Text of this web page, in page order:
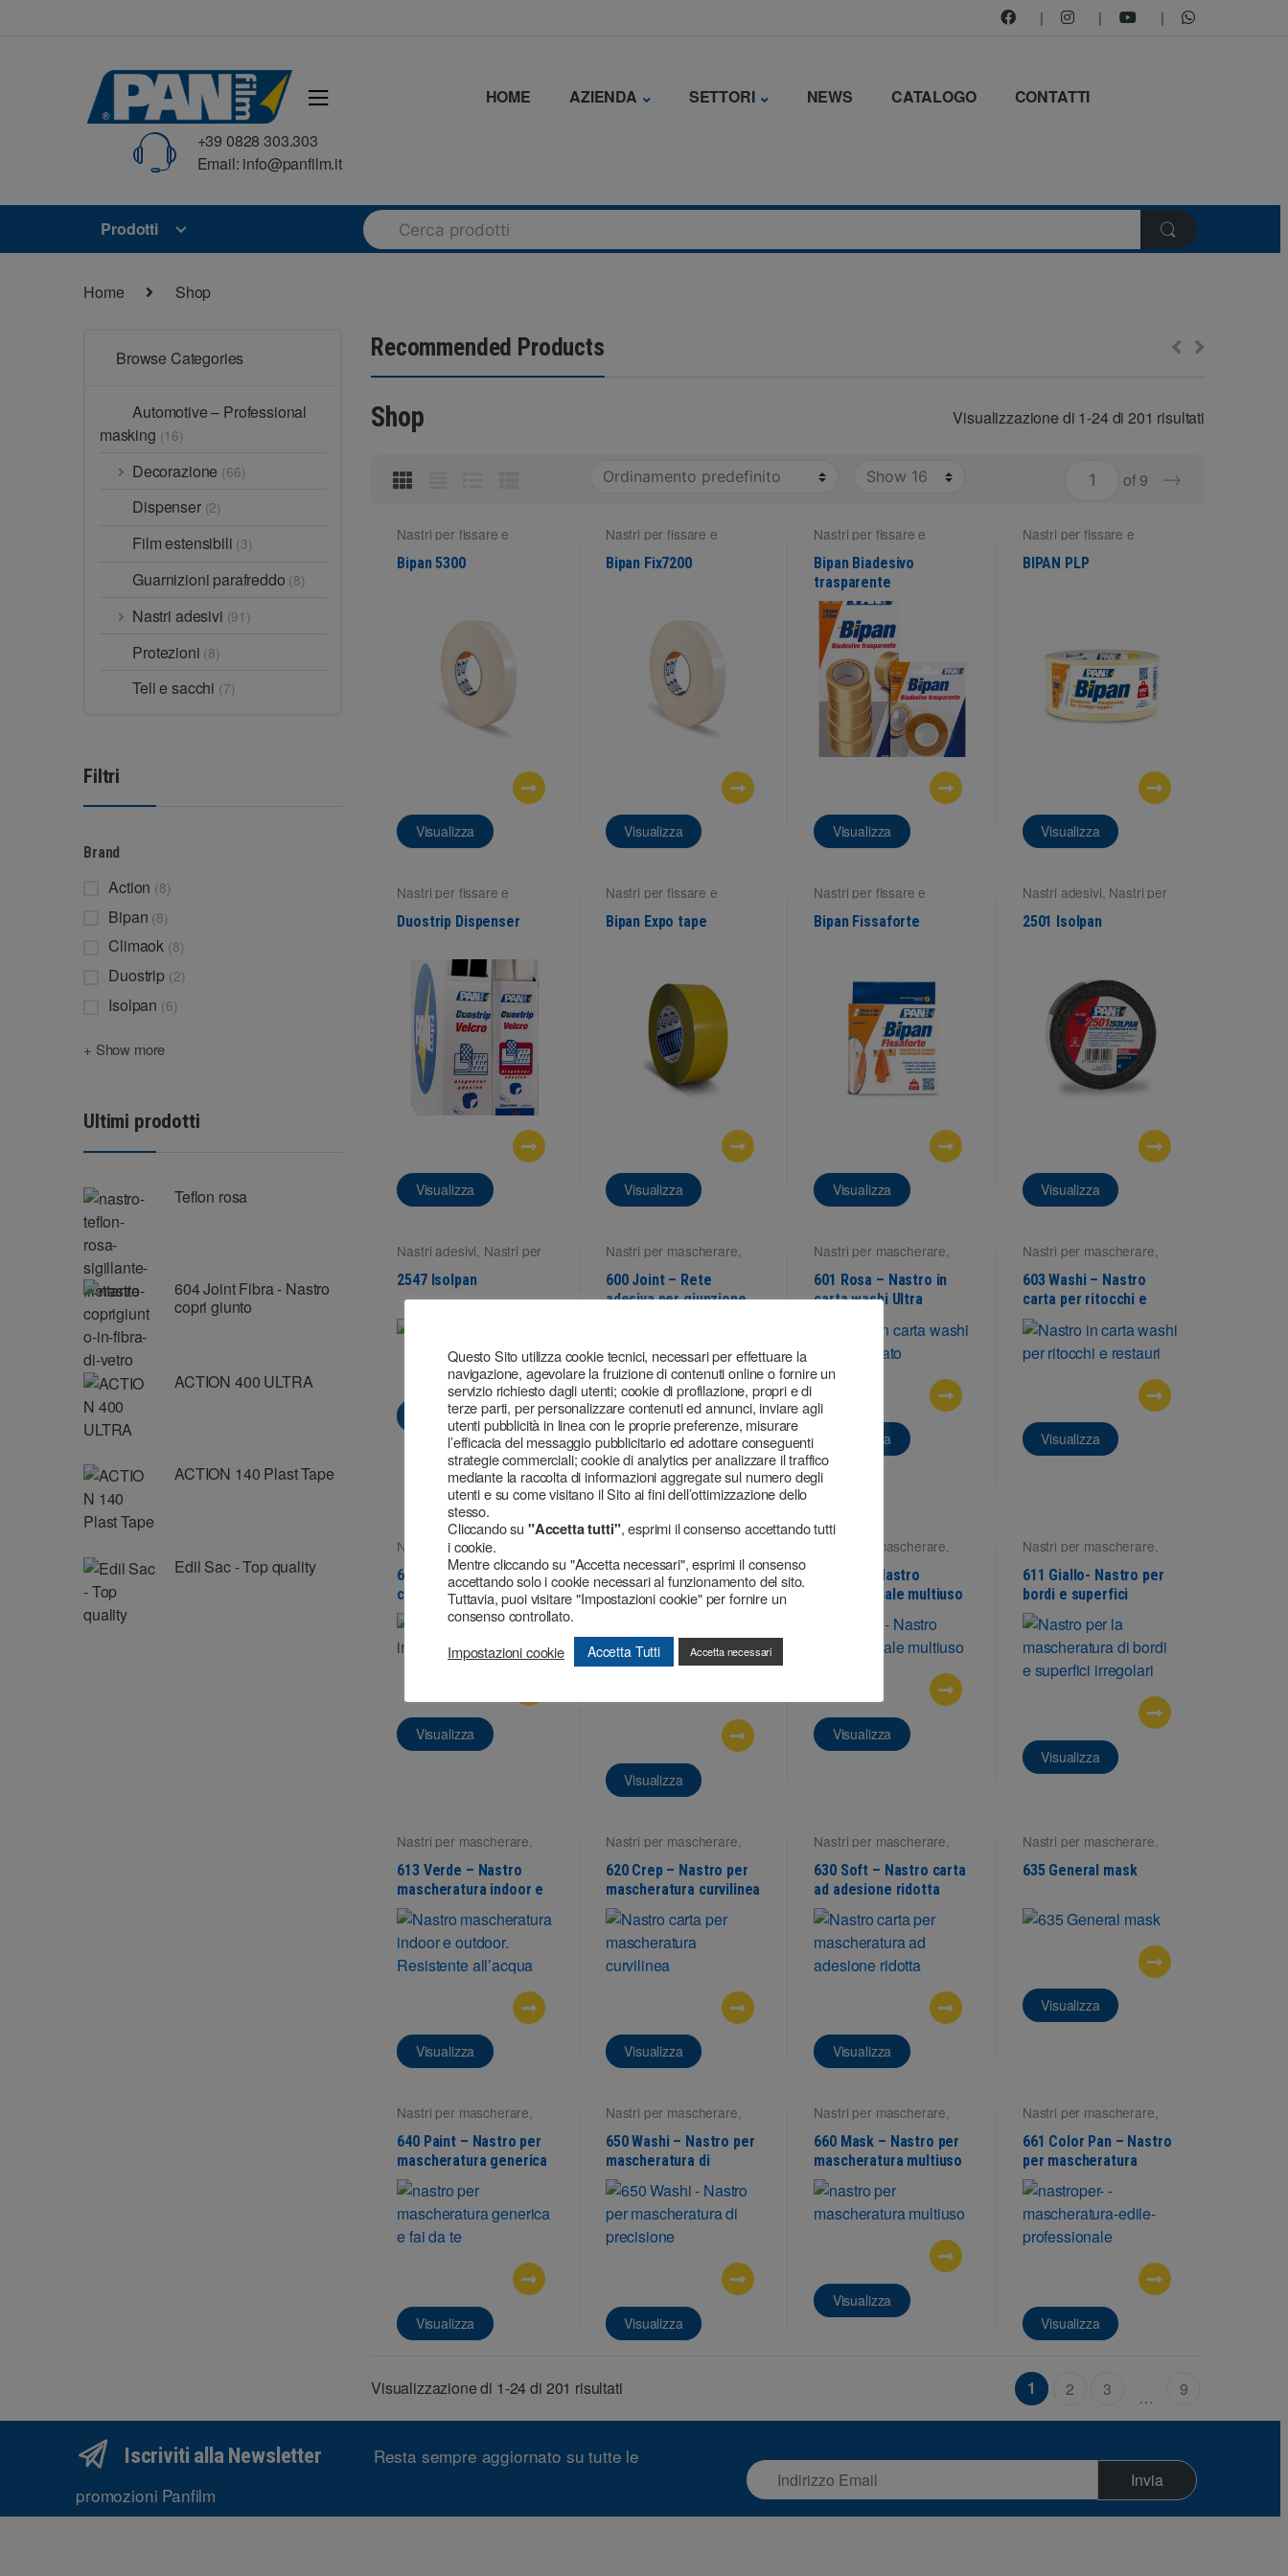
HOME
AZIENDA SETTORI NEWS CATALOGO
CONTATTI
+39 0828 303.303
Email: info@panfilm.it
Prodotti
Search
for:
Home Shop
Recommended Products
Shop Visualizzazione di 1-24 di 201 risultati
of 9 →
Nastri per fissare e
montare
Bipan 5300
Visualizza
Nastri per fissare e
montare
Bipan Fix7200
Visualizza
Nastri per fissare e
montare
Bipan Biadesivo
trasparente
Visualizza
Nastri per fissare e
montare
BIPAN PLP
Visualizza
Nastri per fissare e
montare
Duostrip Dispenser
Visualizza
Nastri per fissare e
montare
Bipan Expo tape
Visualizza
Nastri per fissare e
montare
Bipan Fissaforte
Visualizza
Nastri adesivi Nastri per
2501 Isolpan
Visualizza
Nastri adesivi, Nastri per
2547 Isolpan
Visualizza
Nastri per mascherare,
Superfici interne
600 Joint – Rete
adesiva per giunzione
Visualizza
Nastri per mascherare,
Superfici interne
601 Rosa – Nastro in
carta washi Ultra
Visualizza
Nastri per mascherare,
Superfici interne
603 Washi – Nastro
carta per ritocchi e
restauri
Visualizza
Nastri per mascherare
Superfici interne
604 Joint Fibra – Nastro
copri giunto
Visualizza
Superfici interne
605 Copricrepe –
Nastro adesivo ripara
Visualizza
Nastri per mascherare
610 Blu – Nastro
professionale multiuso
Visualizza
Nastri per mascherare
Superfici esterne
611 Giallo- Nastro per
bordi e superfici
irregolari
Visualizza
Nastri per mascherare
Superfici esterne
613 Verde – Nastro
mascheratura indoor e
outdoor
Visualizza
Nastri per mascherare
Superfici interne
620 Crep – Nastro per
mascheratura curvilinea
Visualizza
Nastri per mascherare
Superfici interne
630 Soft – Nastro carta
ad adesione ridotta
Visualizza
Nastri per mascherare
Superfici interne
635 General mask
Visualizza
Nastri per mascherare,
Superfici interne
640 Paint – Nastro per
mascheratura generica
Visualizza
Nastri per mascherare,
Superfici interne
650 Washi – Nastro per
mascheratura di
precisione
Visualizza
Nastri per mascherare,
Superfici interne
660 Mask – Nastro per
mascheratura multiuso
Visualizza
Nastri per mascherare,
Superfici interne
661 Color Pan – Nastro
per mascheratura
professionale
Visualizza
Visualizzazione di 1-24 di 201 risultati 1 2 3 … 9
Browse Categories
Automotive – Professional
masking (16)
Decorazione (66)
Dispenser (2)
Film estensibili (3)
Guarnizioni parafreddo (8)
Nastri adesivi (91)
Protezioni (8)
Teli e sacchi (7)
Filtri
Brand
Action (8)
Bipan (8)
Climaok (8)
Duostrip (2)
Isolpan (6)
+ Show more
Ultimi prodotti
Teflon rosa
604 Joint Fibra - Nastro
copri giunto
ACTION 400 ULTRA
ACTION 140 Plast Tape
Edil Sac - Top quality
Iscriviti alla Newsletter
Resta sempre aggiornato su tutte le
promozioni Panfilm
E
m
Invia
Questo Sito utilizza cookie tecnici, necessari per effettuare la
navigazione, agevolare la fruizione di contenuti online o fornire un
servizio richiesto dagli utenti; cookie di profilazione, propri e di
terze parti, per personalizzare contenuti ed annunci, inviare agli
utenti pubblicità in linea con le proprie preferenze, misurare
l’efficacia del messaggio pubblicitario ed adottare conseguenti
strategie commerciali; cookie di analytics per analizzare il traffico
mediante la raccolta di informazioni aggregate sul numero degli
utenti e su come visitano il Sito ai fini dell’ottimizzazione dello
stesso.
Cliccando su "Accetta tutti", esprimi il consenso accettando tutti
i cookie.
Mentre cliccando su "Accetta necessari", esprimi il consenso
accettando solo i cookie necessari al funzionamento del sito.
Tuttavia, puoi visitare "Impostazioni cookie" per fornire un
consenso controllato.
Impostazioni cookie
Accetta Tutti Accetta necessari